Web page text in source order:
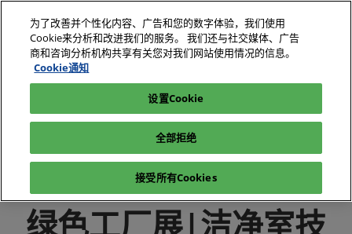
2026年10月27-29日
深圳国际会展中心（宝安）
电子展|绿色工厂展|电子工厂设施展
电子展|绿色工厂展-行业新闻-电子工厂设施展
绿色工厂展|洁净室技术：现代精密制造与科研的关键支撑
绿色工厂展|洁净室技
为了改善并个性化内容、广告和您的数字体验，我们使用
Cookie来分析和改进我们的服务。 我们还与社交媒体、广告
商和咨询分析机构共享有关您对我们网站使用情况的信息。
Cookie通知
设置Cookie
全部拒绝
接受所有Cookies